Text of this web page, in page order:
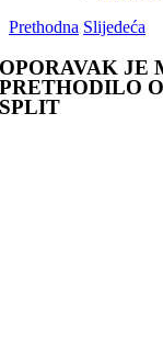
Prethodna Slijedeća
OPORAVAK JE
PRETHODILO
SPLIT